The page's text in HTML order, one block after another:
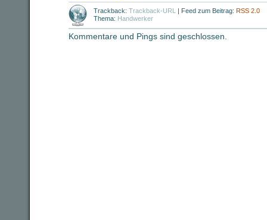
Trackback: Trackback-URL | Feed zum Beitrag: RSS 2.0
Thema: Handwerker
Kommentare und Pings sind geschlossen.